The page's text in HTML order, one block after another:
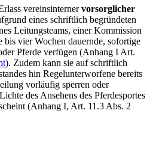
vereinsinternervorsorglicher
eines schriftlich begründeten
Leitungsteams, einer Kommission
bis vier Wochen dauernde, sofortige
Pferde verfügen (Anhang I Art.
). Zudem kann sie auf schriftlich
hin Regelunterworfene bereits
vorläufig sperren oder
des Ansehens des Pferdesportes
(Anhang I, Art. 11.3 Abs. 2